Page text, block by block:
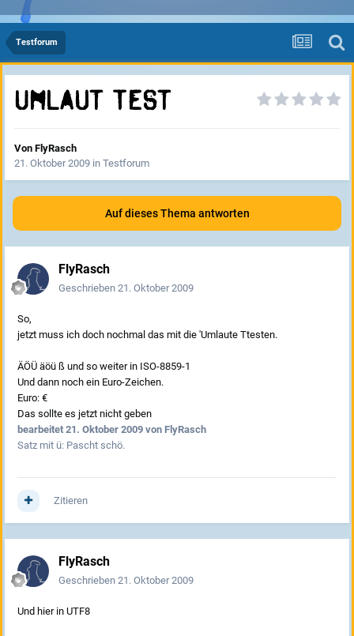
Testforum
Umlaut Test
Von FlyRasch
21. Oktober 2009 in Testforum
Auf dieses Thema antworten
FlyRasch
Geschrieben 21. Oktober 2009
So,
jetzt muss ich doch nochmal das mit die 'Umlaute Ttesten.
ÄÖÜ äöü ß und so weiter in ISO-8859-1
Und dann noch ein Euro-Zeichen.
Euro: €
Das sollte es jetzt nicht geben
bearbeitet 21. Oktober 2009 von FlyRasch
Satz mit ü: Pascht schö.
Zitieren
FlyRasch
Geschrieben 21. Oktober 2009
Und hier in UTF8